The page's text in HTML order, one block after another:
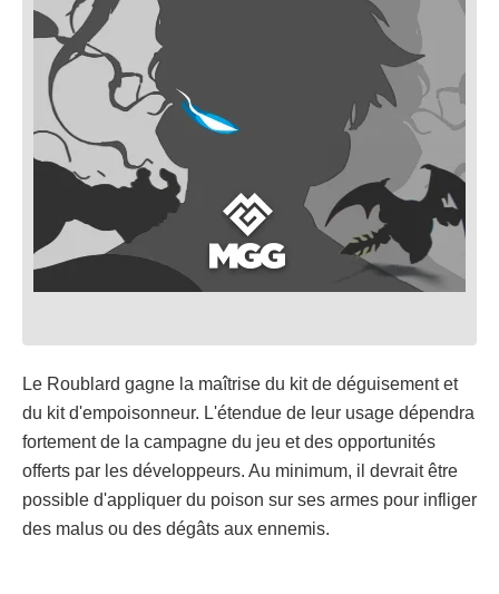
Le Roublard gagne la maîtrise du kit de déguisement et
du kit d'empoisonneur. L'étendue de leur usage dépendra
fortement de la campagne du jeu et des opportunités
offerts par les développeurs. Au minimum, il devrait être
possible d'appliquer du poison sur ses armes pour infliger
des malus ou des dégâts aux ennemis.